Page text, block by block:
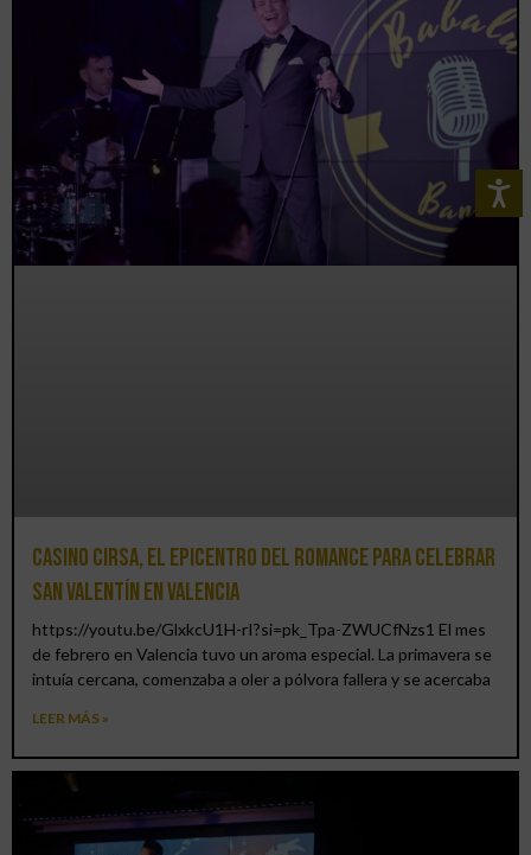
Casino CIRSA, el epicentro del romance para celebrar
San Valentín en Valencia
https://youtu.be/GlxkcU1H-rI?si=pk_Tpa-ZWUCfNzs1 El mes
de febrero en Valencia tuvo un aroma especial. La primavera se
intuía cercana, comenzaba a oler a pólvora fallera y se acercaba
LEER MÁS »